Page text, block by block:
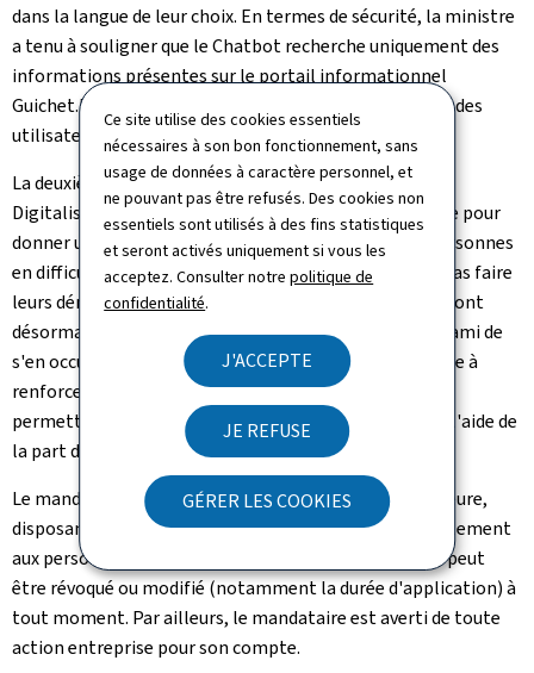
Ce site utilise des cookies essentiels
nécessaires à son bon fonctionnement, sans
usage de données à caractère personnel, et
ne pouvant pas être refusés. Des cookies non
essentiels sont utilisés à des fins statistiques
et seront activés uniquement si vous les
acceptez. Consulter notrepolitique de
confidentialité.
J'ACCEPTE
JE REFUSE
GÉRER LES COOKIES
dans la langue de leur choix. En termes de sécurité, la ministre
a tenu à souligner que leChatbotrecherche uniquement des
informations présentes sur le portail informationnel
Guichet.lu et n'a pas accès à des données personnelles des
utilisateurs.
La deuxième nouveauté annoncée par la ministre de la
Digitalisation, concerne l'introduction d'une démarche pour
donner un mandat numérique sur MyGuichet.lu. Les personnes
en difficulté avec le numérique ou ceux qui ne veulent pas faire
leurs démarches administratives en ligne eux-mêmes, ont
désormais la possibilité de mandater un proche ou un ami de
s'en occuper pour leur compte. Cette nouvelle offre vise à
renforcer l'inclusion numérique au Luxembourg en
permettant aux personnes en difficulté de recevoir de l'aide de
la part d'un proche ou d'un ami.
Le mandat numérique s'adresse à toute personne majeure,
disposant d'une matricule luxembourgeoise, mais également
aux personnes placées sous tutelle au Luxembourg. Il peut
être révoqué ou modifié (notamment la durée d'application) à
tout moment. Par ailleurs, le mandataire est averti de toute
action entreprise pour son compte.